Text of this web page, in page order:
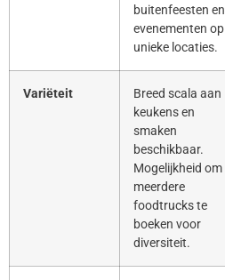
buitenfeesten en
evenementen op
unieke locaties.
Variëteit
Breed scala aan
keukens en
smaken
beschikbaar.
Mogelijkheid om
meerdere
foodtrucks te
boeken voor
diversiteit.